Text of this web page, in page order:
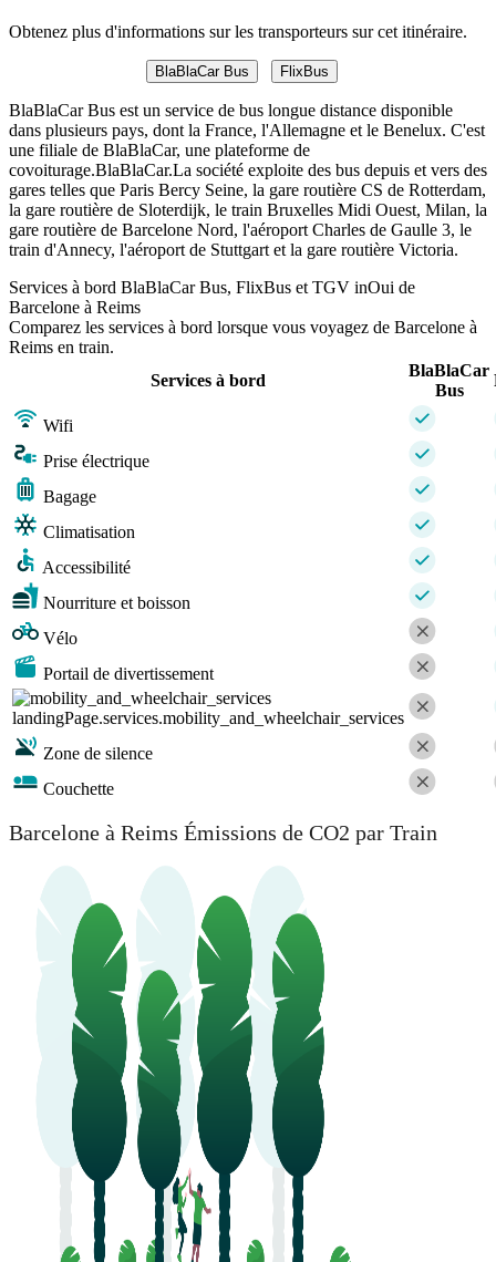
Obtenez plus d'informations sur les transporteurs sur cet itinéraire.
BlaBlaCar Bus FlixBus
BlaBlaCar Bus est un service de bus longue distance disponible
dans plusieurs pays, dont la France, l'Allemagne et le Benelux. C'est
une filiale de BlaBlaCar, une plateforme de
covoiturage.BlaBlaCar.La société exploite des bus depuis et vers des
gares telles que Paris Bercy Seine, la gare routière CS de Rotterdam,
la gare routière de Sloterdijk, le train Bruxelles Midi Ouest, Milan, la
gare routière de Barcelone Nord, l'aéroport Charles de Gaulle 3, le
train d'Annecy, l'aéroport de Stuttgart et la gare routière Victoria.
Services à bord BlaBlaCar Bus, FlixBus et TGV inOui de
Barcelone à Reims
Comparez les services à bord lorsque vous voyagez de Barcelone à
Reims en train.
Services à bord
BlaBlaCar
Bus
Wifi
Prise électrique
Bagage
Climatisation
Accessibilité
Nourriture et boisson
Vélo
Portail de divertissement
landingPage.services.mobility_and_wheelchair_services
Zone de silence
Couchette
Barcelone à Reims Émissions de CO2 par Train